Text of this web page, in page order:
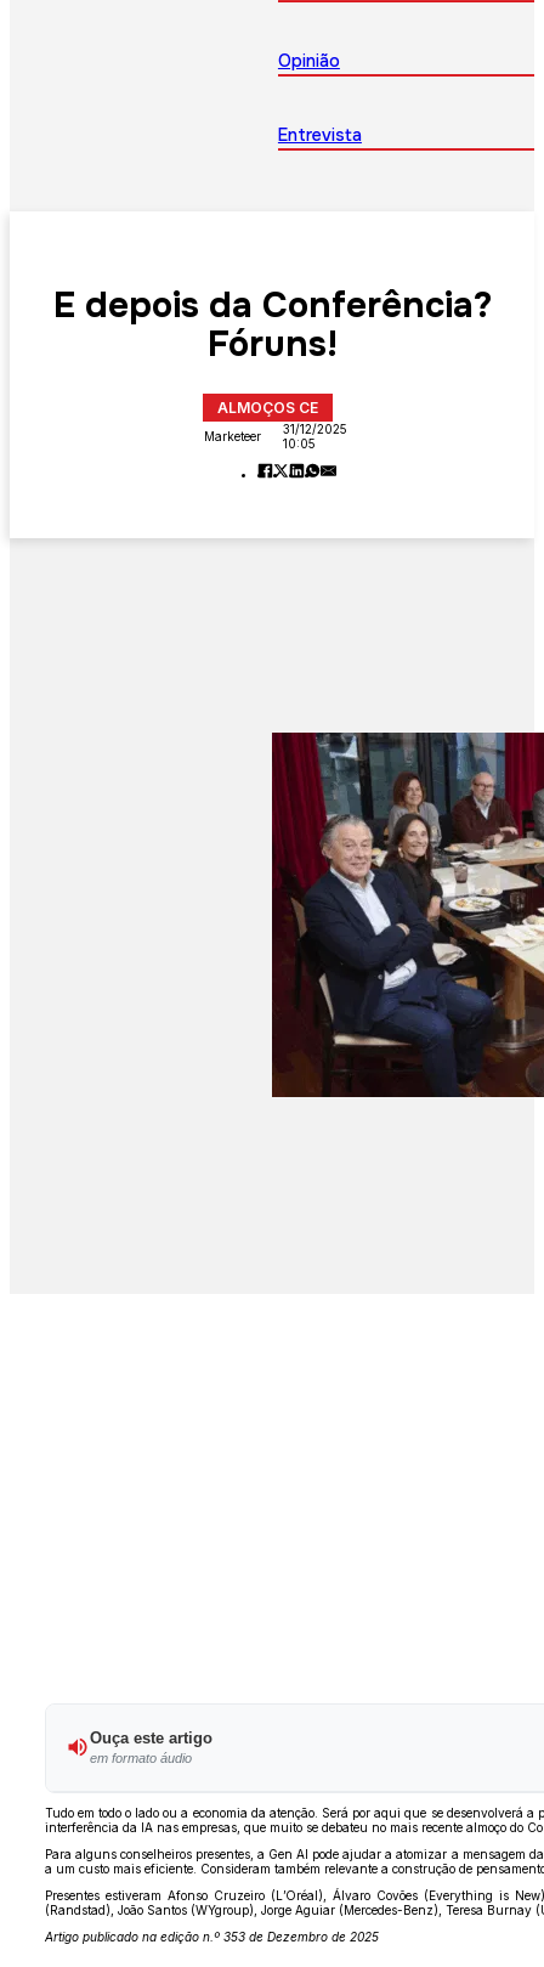
Opinião
Entrevista
E depois da Conferência?
Fóruns!
ALMOÇOS CE
Marketeer
31/12/2025
10:05
Ouça este artigo
em formato áudio
Tudo em todo o lado ou a economia da atenção. Será por aqui que se desenvolverá
interferência da IA nas empresas, que muito se debateu no mais recente almoço do
Para alguns conselheiros presentes, a Gen AI pode ajudar a atomizar a
a um custo mais eficiente. Consideram também relevante a construção de
Presentes estiveram Afonso Cruzeiro (L’Oréal), Álvaro Covões (Everything is
(Randstad), João Santos (WYgroup), Jorge Aguiar (Mercedes-Benz), Teresa Burnay
Artigo publicado na edição n.º 353 de Dezembro de 2025